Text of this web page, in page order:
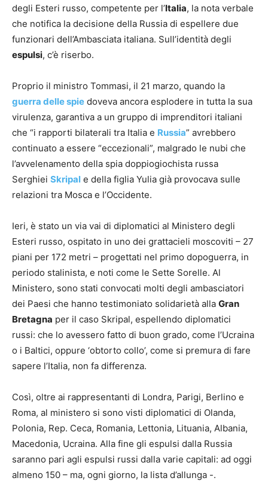
degli Esteri russo, competente per l’Italia, la nota verbale
che notifica la decisione della Russia di espellere due
funzionari dell’Ambasciata italiana. Sull’identità degli
espulsi, c’è riserbo.
Proprio il ministro Tommasi, il 21 marzo, quando la
guerra delle spie doveva ancora esplodere in tutta la sua
virulenza, garantiva a un gruppo di imprenditori italiani
che “i rapporti bilaterali tra Italia e Russia” avrebbero
continuato a essere “eccezionali”, malgrado le nubi che
l’avvelenamento della spia doppiogiochista russa
Serghiei Skripal e della figlia Yulia già provocava sulle
relazioni tra Mosca e l’Occidente.
Ieri, è stato un via vai di diplomatici al Ministero degli
Esteri russo, ospitato in uno dei grattacieli moscoviti – 27
piani per 172 metri – progettati nel primo dopoguerra, in
periodo stalinista, e noti come le Sette Sorelle. Al
Ministero, sono stati convocati molti degli ambasciatori
dei Paesi che hanno testimoniato solidarietà alla Gran
Bretagna per il caso Skripal, espellendo diplomatici
russi: che lo avessero fatto di buon grado, come l’Ucraina
o i Baltici, oppure ‘obtorto collo’, come si premura di fare
sapere l’Italia, non fa differenza.
Così, oltre ai rappresentanti di Londra, Parigi, Berlino e
Roma, al ministero si sono visti diplomatici di Olanda,
Polonia, Rep. Ceca, Romania, Lettonia, Lituania, Albania,
Macedonia, Ucraina. Alla fine gli espulsi dalla Russia
saranno pari agli espulsi russi dalla varie capitali: ad oggi
almeno 150 – ma, ogni giorno, la lista d’allunga -.